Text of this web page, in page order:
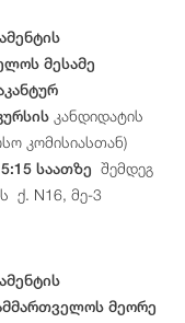
მესამე
კანდიდატის
კომისიასთან)
საათზე შემდეგ
ქ. N16, მე-3
მეორე